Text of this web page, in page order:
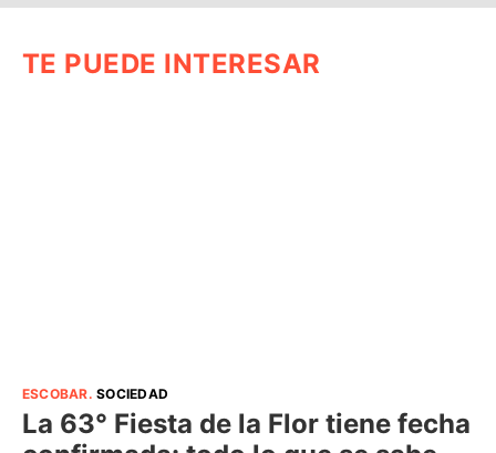
TE PUEDE INTERESAR
ESCOBAR.SOCIEDAD
La 63° Fiesta de la Flor tiene fecha